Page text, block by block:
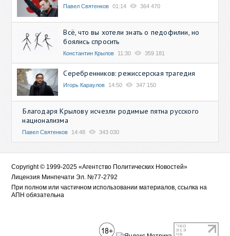
Павел Святенков 01:14 364 470
Всё, что вы хотели знать о педофилии, но
боялись спросить
Константин Крылов 11:30 359 181
Серебренников: режиссерская трагедия
Игорь Караулов 14:50 347 150
Благодаря Крылову исчезли родимые пятна русского
национализма
Павел Святенков 14:48 343 030
Copyright © 1999-2025 «Агентство Политических Новостей»
Лицензия Минпечати Эл. №77-2792
При полном или частичном использовании материалов, ссылка на
АПН обязательна